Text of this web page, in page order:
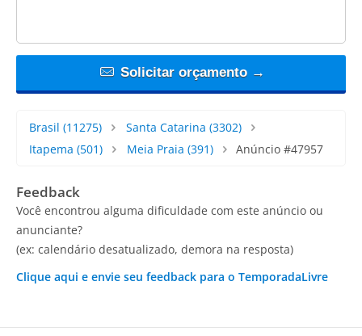
Solicitar orçamento →
Brasil (11275) Santa Catarina (3302)
Itapema (501) Meia Praia (391) Anúncio #47957
Feedback
Você encontrou alguma dificuldade com este anúncio ou
anunciante?
(ex: calendário desatualizado, demora na resposta)
Clique aqui e envie seu feedback para o TemporadaLivre